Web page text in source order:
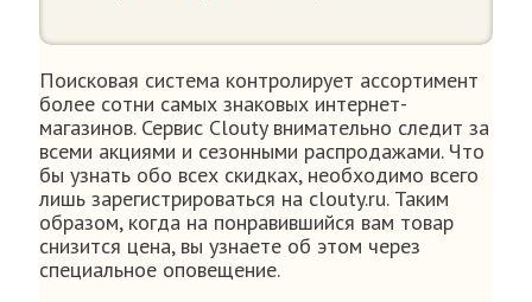
Поисковая система контролирует ассортимент
более сотни самых знаковых интернет-
магазинов. Сервис Clouty внимательно следит за
всеми акциями и сезонными распродажами. Что
бы узнать обо всех скидках, необходимо всего
лишь зарегистрироваться на clouty.ru. Таким
образом, когда на понравившийся вам товар
снизится цена, вы узнаете об этом через
специальное оповещение.